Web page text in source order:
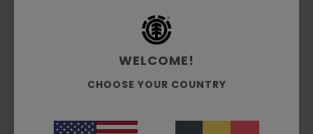
Conscious by Nature:coton
Acrylique recyclé, Acrylique
1x1 tricot côtelé
Conception réversible, motif jacquard de
WELCOME!
CHOOSE YOUR COUNTRY